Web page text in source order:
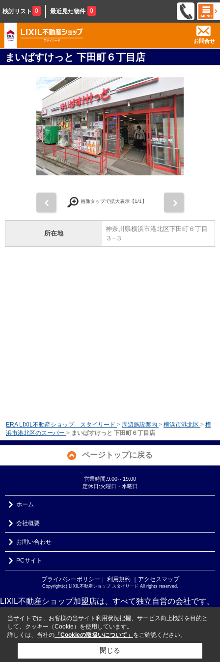
検討リスト 0 最近見た物件 0
お問合せ
まいばすけっと 下田町６丁目店
画像タップで拡大表示【1/1】
所在地
神奈川県横浜市港北区下田町６丁目
３−３
ERA LIXIL不動産ショップ スタイリード > 周辺施設案内 > 横浜市港北区 > 横
浜市港北区のスーパー > まいばすけっと 下田町６丁目店
ページトップに戻る
営業時間:9:00～19:00
定休日:火曜日・水曜日
ホーム
会社概要
お問い合わせ
PCサイト
プライバシーポリシー ｜ 利用規約 ｜アクセスマップ
Copyright(c) LIXIL不動産ショップ スタイリード All rights reserved.
LIXIL不動産ショップ加盟店は、すべて独立自営の会社です。
当サイトでは、お客様の当サイト利用状況把握、サービス向上検討を目的と
して、クッキー（Cookie）を使用しています。
詳しくは、当社の 「Cookieの取扱いについて」 をご確認ください。
閉じる